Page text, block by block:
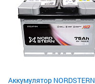
Аккумулятор NORDSTERN